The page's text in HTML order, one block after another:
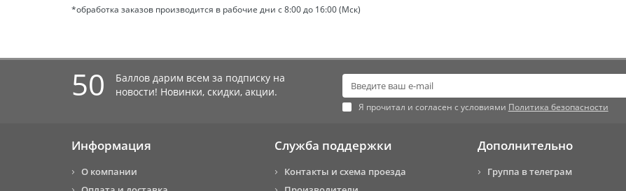
*обработка заказов производится в рабочие дни с 8:00 до 16:00 (Мск)
50
Баллов дарим всем за подписку на
новости! Новинки, скидки, акции.
Я прочитал и согласен с условиями Политика безопасности
Информация
О компании
Служба поддержки
Контакты и схема проезда
Дополнительно
Группа в телеграм